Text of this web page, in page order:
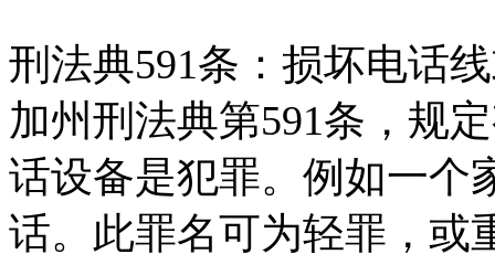
刑法典591条：损坏电话
加州刑法典第591条，规
话设备是犯罪。例如一个
话。此罪名可为轻罪，或